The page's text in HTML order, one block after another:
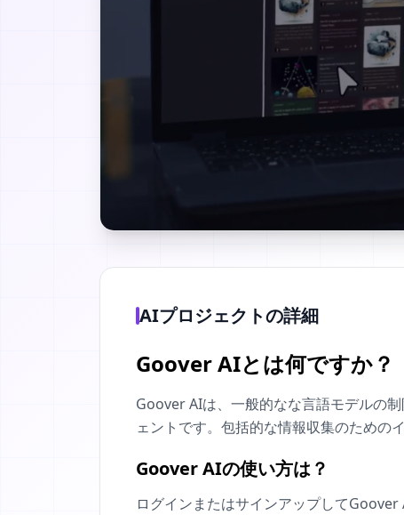
AIプロジェクトの詳細
Goover AIとは何ですか？
Goover AIは、一般的なな言語モデルの
ェントです。包括的な情報収集のための
Goover AIの使い方は？
ログインまたはサインアップして